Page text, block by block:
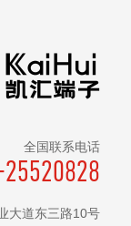
全国联系电话
大道东三路10号